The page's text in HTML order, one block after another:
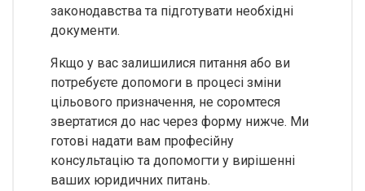
законодавства та підготувати необхідні
документи.
Якщо у вас залишилися питання або ви
потребуєте допомоги в процесі зміни
цільового призначення, не соромтеся
звертатися до нас через форму нижче. Ми
готові надати вам професійну
консультацію та допомогти у вирішенні
ваших юридичних питань.